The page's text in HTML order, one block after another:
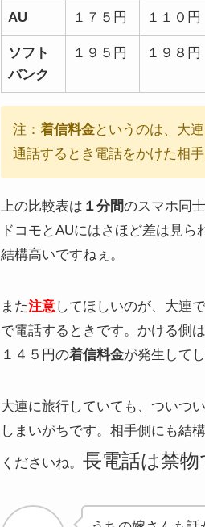
AU １７５円 １１０円
ソフト
バンク
１９５円 １９８円
注： 着信料金というのは、大
通話するとき電話をかけた相
上の比較表は １分間のスマホ同
ドコモとAUにはさほど差は見
結構高いですねぇ。
また注意してほしいのが、 大連
で電話するときです。 かける側
１４５円の着信料金が発生して
大連に旅行していても、ついつ
しまいがちです。相手側にも結
くださいね。 長電話は禁物